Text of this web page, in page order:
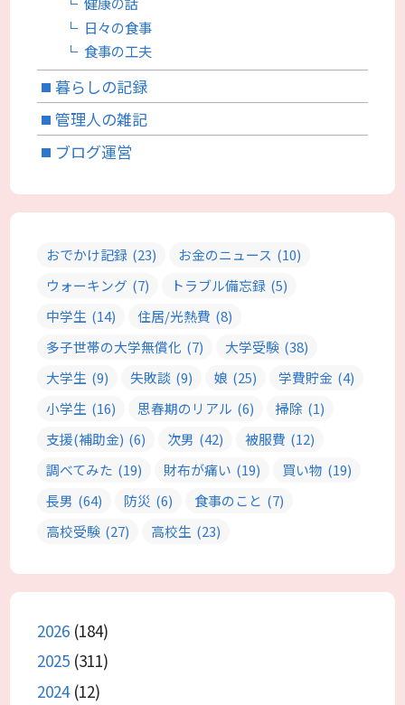
日々の食事
食事の工夫
暮らしの記録
管理人の雑記
ブログ運営
おでかけ記録 (23) お金のニュース (10)
ウォーキング (7) トラブル備忘録 (5)
中学生 (14) 住居/光熱費 (8)
多子世帯の大学無償化 (7) 大学受験 (38)
大学生 (9) 失敗談 (9) 娘 (25) 学費貯金 (4)
小学生 (16) 思春期のリアル (6) 掃除 (1)
支援(補助金) (6) 次男 (42) 被服費 (12)
調べてみた (19) 財布が痛い (19) 買い物 (19)
長男 (64) 防災 (6) 食事のこと (7)
高校受験 (27) 高校生 (23)
2026 (184)
2025 (311)
2024(12)